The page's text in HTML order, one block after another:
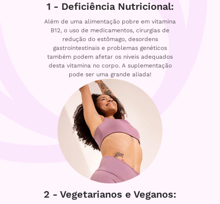
1 - Deficiência Nutricional:
Além de uma alimentação pobre em vitamina
B12, o uso de medicamentos, cirurgias de
redução do estômago, desordens
gastrointestinais e problemas genéticos
também podem afetar os niveis adequados
desta vitamina no corpo. A suplementação
pode ser uma grande aliada!
2 - Vegetarianos e Veganos: